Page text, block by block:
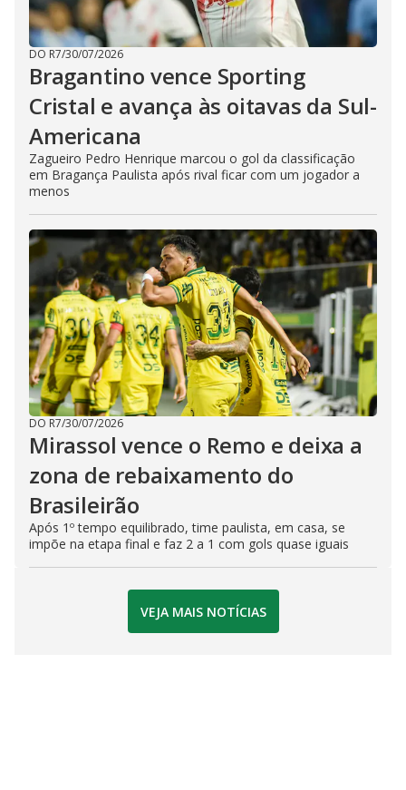
DO R7/30/07/2026
Bragantino vence Sporting
Cristal e avança às oitavas da Sul-
Americana
Zagueiro Pedro Henrique marcou o gol da classificação
em Bragança Paulista após rival ficar com um jogador a
menos
DO R7/30/07/2026
Mirassol vence o Remo e deixa a
zona de rebaixamento do
Brasileirão
Após 1º tempo equilibrado, time paulista, em casa, se
impõe na etapa final e faz 2 a 1 com gols quase iguais
VEJA MAIS NOTÍCIAS